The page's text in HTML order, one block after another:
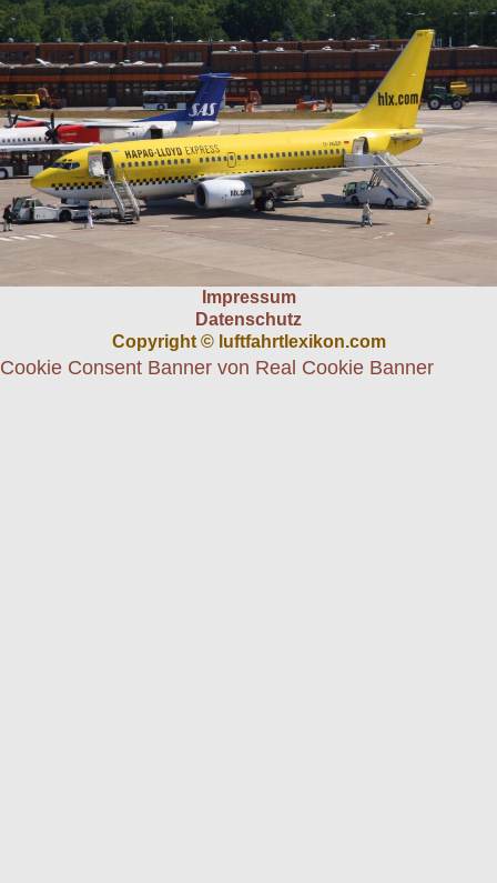
Impressum
Datenschutz
Copyright © luftfahrtlexikon.com
Cookie Consent Banner von Real Cookie Banner